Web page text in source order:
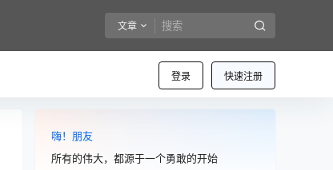
文章
登录 快速注册
嗨！朋友
所有的伟大，都源于一个勇敢的开始